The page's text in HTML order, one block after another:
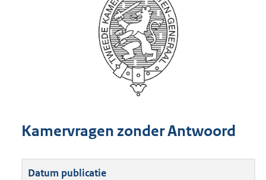
Kamervragen zonder Antwoord